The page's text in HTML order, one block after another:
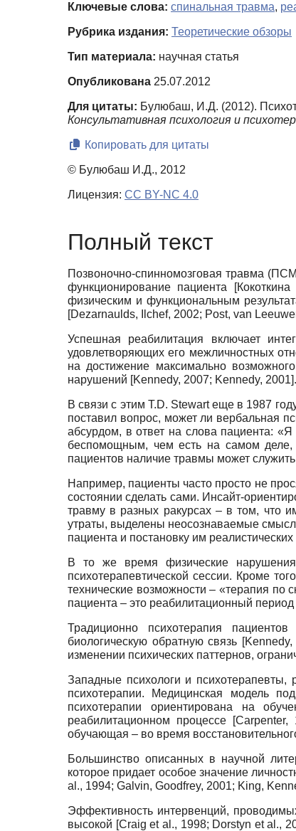
Ключевые слова: спинальная травма,
Рубрика издания: Теоретические обзоры
Тип материала: научная статья
Опубликована 25.07.2012
Для цитаты: Булюбаш, И.Д. (2012).
Консультативная психология и
Копировать для цитаты
© Булюбаш И.Д., 2012
Лицензия: CC BY-NC 4.0
Полный текст
Позвоночно-спинномозговая травма
функционирование пациента
физическим и функциональным
[Dezarnaulds, Ilchef, 2002; Post, van
Успешная реабилитация включает
удовлетворяющих его межличностных
на достижение максимально
нарушений [Kennedy, 2007; Kennedy, 2001].
В связи с этим T.D. Stewart еще в 1987
поставил вопрос, может ли вербальная
абсурдом, в ответ на слова пациента:
беспомощным, чем есть на самом деле,
пациентов наличие травмы может
Например, пациенты часто просто не
состоянии сделать сами. Инсайт-
травму в разных ракурсах – в том, что
утраты, выделены неосознаваемые
пациента и постановку им реалистических
В то же время физические
психотерапевтической сессии. Кроме
технические возможности – «терапия по
пациента – это реабилитационный
Традиционно психотерапия
биологическую обратную связь
изменении психических паттернов,
Западные психологи и
психотерапии. Медицинская модель
психотерапии ориентирована на
реабилитационном процессе
обучающая – во время
Большинство описанных в научной
которое придает особое значение
al., 1994; Galvin, Goodfrey, 2001; King,
Эффективность интервенций,
высокой [Craig et al., 1998; Dorstyn et al.,